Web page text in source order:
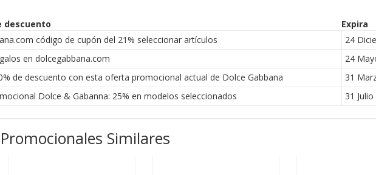
descuento
Expira
código de cupón del 21% seleccionar artículos
24
en dolcegabbana.com
24
de descuento con esta oferta promocional actual de Dolce Gabbana
31
Dolce & Gabanna: 25% en modelos seleccionados 31 Julio
Similares